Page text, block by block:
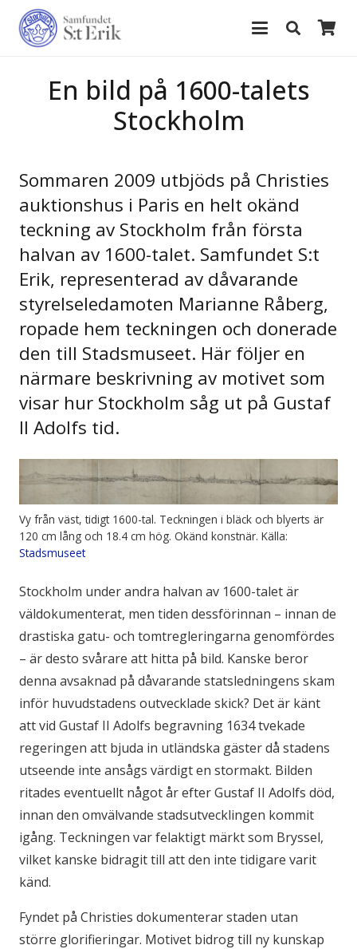
En bild på 1600-talets
Stockholm
Sommaren 2009 utbjöds på Christies
auktionshus i Paris en helt okänd
teckning av Stockholm från första
halvan av 1600-talet. Samfundet S:t
Erik, representerad av dåvarande
styrelseledamoten Marianne Råberg,
ropade hem teckningen och donerade
den till Stadsmuseet. Här följer en
närmare beskrivning av motivet som
visar hur Stockholm såg ut på Gustaf
II Adolfs tid.
Vy från väst, tidigt 1600-tal. Teckningen i bläck och blyerts är
120 cm lång och 18.4 cm hög. Okänd konstnär. Källa:
Stadsmuseet
Stockholm under andra halvan av 1600-talet är
väldokumenterat, men tiden dessförinnan – innan de
drastiska gatu- och tomtregleringarna genomfördes
– är desto svårare att hitta på bild. Kanske beror
denna avsaknad på dåvarande statsledningens skam
inför huvudstadens outvecklade skick? Det är känt
att vid Gustaf II Adolfs begravning 1634 tvekade
regeringen att bjuda in utländska gäster då stadens
utseende inte ansågs värdigt en stormakt. Bilden
ritades eventuellt något år efter Gustaf II Adolfs död,
innan den omvälvande stadsutvecklingen kommit
igång. Teckningen var felaktigt märkt som Bryssel,
vilket kanske bidragit till att den inte tidigare varit
känd.
Fyndet på Christies dokumenterar staden utan
större glorifieringar. Motivet bidrog till ny kunskap